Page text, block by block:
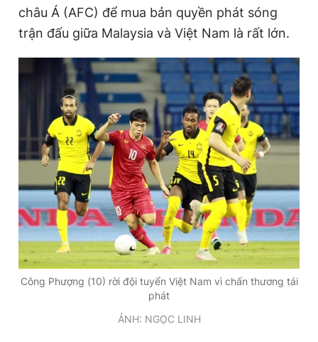
châu Á (AFC) để mua bản quyền phát sóng
trận đấu giữa Malaysia và Việt Nam là rất lớn.
Công Phượng (10) rời đội tuyển Việt Nam vì chấn thương tái
phát
ẢNH: NGỌC LINH